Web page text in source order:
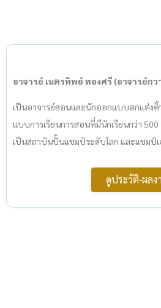
อาจารย์ เนตรทิพย์ ทองศรี (อาจารย์กว
เป็นอาจารย์สอนและนักออกแบบตกแต่ง
แบบการเรียนการสอนที่มีนักเรียนกว่า
เป็นสถาบันปั้นแชมป์ระดับโลก และแชมป์เ
ดูประวัติ-ผลง